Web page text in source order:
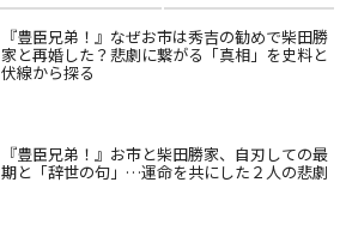
『豊臣兄弟！』なぜお市は秀吉の勧めで柴田勝
家と再婚した？悲劇に繋がる「真相」を史料と
伏線から探る
『豊臣兄弟！』お市と柴田勝家、自刃しての最
期と「辞世の句」…運命を共にした２人の悲劇